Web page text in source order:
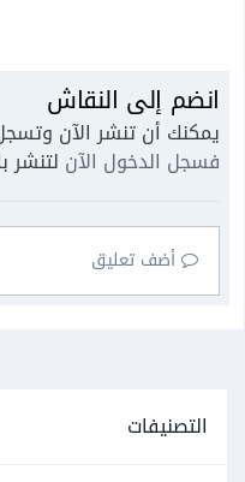
انضم إلى النقاش
يمكنك أن تنشر الآن
فسجل الدخول الآن
أضف تعليق
التصنيفات